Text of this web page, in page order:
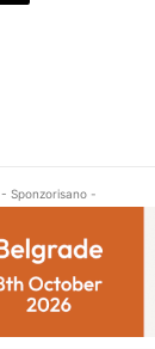
- Sponzorisano -